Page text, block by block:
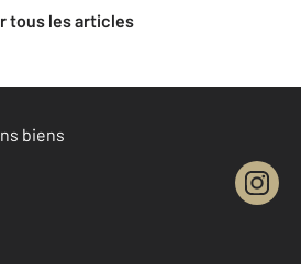
tous les articles
biens